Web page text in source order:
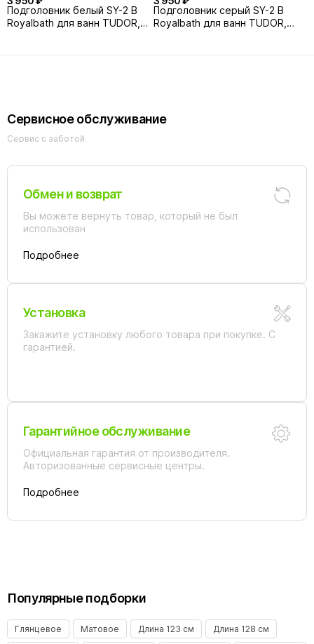
Подголовник белый SY-2 В
Royalbath для ванн TUDOR,
Подголовник серый SY-2 В
Royalbath для ванн TUDOR,
Сервисное обслуживание
Сервис с заботой
Обмен и возврат
Вы можете вернуть товар, который не был
использован
Подробнее
Установка
Закажите установку любого товара при покупке. С
гарантией.
Гарантийное обслуживание
Официальная гарантия от производителя.
Авторизованные сервисные центры.
Подробнее
Популярные подборки
Глянцевое Матовое Длина 123 см Длина 128 см